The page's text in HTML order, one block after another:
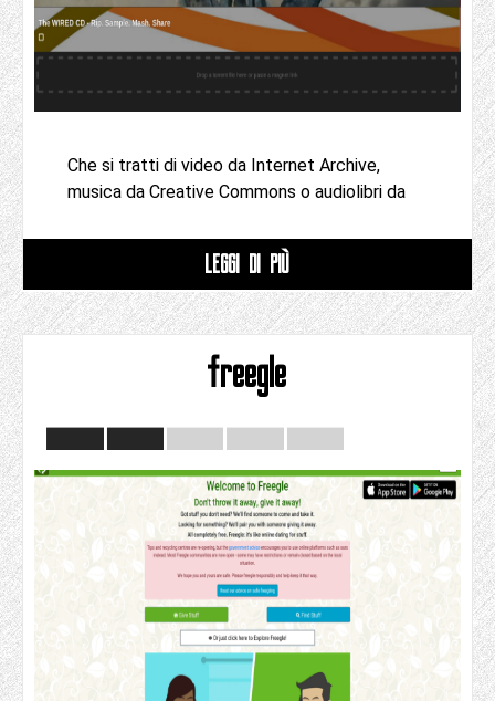
Che si tratti di video da Internet Archive,
musica da Creative Commons o audiolibri da
LEGGI DI PIÙ
freegle